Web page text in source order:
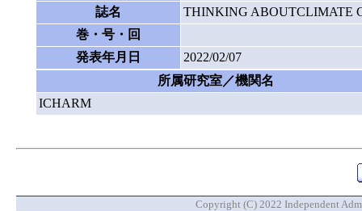
誌名
THINKING ABOUTCLIMATE
巻・号・回
発表年月日
2022/02/07
所属研究室／機関名
ICHARM
Copyright (C) 2022 Independent